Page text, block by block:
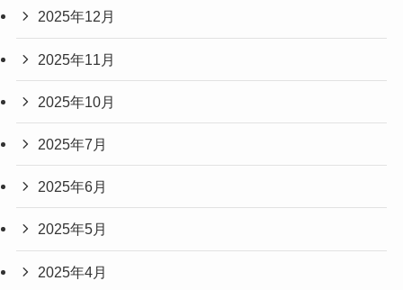
2025年12月
2025年11月
2025年10月
2025年7月
2025年6月
2025年5月
2025年4月